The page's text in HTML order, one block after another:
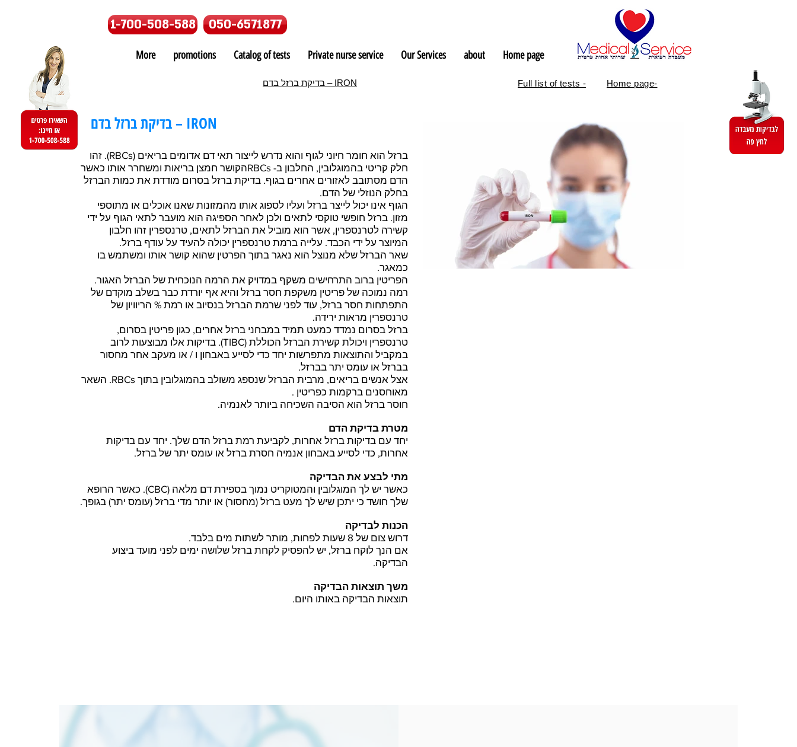
1-700-508-588 050-6571877
Home page
about
Our Services
Private nurse service
Catalog of tests
promotions
More
בדיקת ברזל בדם – IRON Full list of tests - Home page-
בדיקת ברזל בדם – IRON
ברזל הוא חומר חיוני לגוף והוא נדרש לייצור תאי דם אדומים בריאים (RBCs). זהו
חלק קריטי בהמוגלובין, החלבון ב- RBCsהקושר חמצן בריאות ומשחרר אותו כאשר
הדם מסתובב לאזורים אחרים בגוף. בדיקת ברזל בסרום מודדת את כמות הברזל
בחלק הנוזלי של הדם.
הגוף אינו יכול לייצר ברזל ועליו לספוג אותו מהמזונות שאנו אוכלים או מתוספי
מזון. ברזל חופשי טוקסי לתאים ולכן לאחר הספיגה הוא מועבר לתאי הגוף על ידי
קשירה לטרנספרין, אשר הוא מוביל את הברזל לתאים, טרנספרין זהו חלבון
המיוצר על ידי הכבד. עלייה ברמת טרנספרין יכולה להעיד על עודף ברזל.
שאר הברזל שלא מנוצל הוא נאגר בתוך הפרטין שהוא קושר אותו ומשתמש בו
כמאגר.
הפריטין ברוב התרחישים משקף במדויק את הרמה הנוכחית של הברזל האגור.
רמה נמוכה של פריטין משקפת חסר ברזל והיא אף יורדת כבר בשלב מוקדם של
התפתחות חסר ברזל, עוד לפני שרמת הברזל בנסיוב או רמת % הריוויון של
טרנספרין מראות ירידה.
ברזל בסרום נמדד כמעט תמיד במבחני ברזל אחרים, כגון פריטין בסרום,
טרנספרין ויכולת קשירת הברזל הכוללת (TIBC). בדיקות אלו מבוצעות לרוב
במקביל והתוצאות מתפרשות יחד כדי לסייע באבחון ו / או מעקב אחר מחסור
בברזל או עומס יתר בברזל.
אצל אנשים בריאים, מרבית הברזל שנספג משולב בהמוגלובין בתוך RBCs. השאר
מאוחסנים ברקמות כפריטין .
חוסר ברזל הוא הסיבה השכיחה ביותר לאנמיה.
מטרת בדיקת הדם
יחד עם בדיקות ברזל אחרות, לקביעת רמת ברזל הדם שלך. יחד עם בדיקות
אחרות, כדי לסייע באבחון אנמיה חסרת ברזל או עומס יתר של ברזל.
מתי לבצע את הבדיקה
כאשר יש לך המוגלובין והמטוקריט נמוך בספירת דם מלאה (CBC). כאשר הרופא
שלך חושד כי יתכן שיש לך מעט ברזל (מחסור) או יותר מדי ברזל (עומס יתר) בגופך.
הכנות לבדיקה
דרוש צום של 8 שעות לפחות, מותר לשתות מים בלבד.
אם הנך לוקח ברזל, יש להפסיק לקחת ברזל שלושה ימים לפני מועד ביצוע
הבדיקה.
משך תוצאות הבדיקה
תוצאות הבדיקה באותו היום.